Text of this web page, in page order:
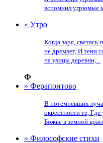
вспомнил угрюмые
» Утро
Когда заря, светясь
не дремлет, И тени
на улицы деревни,...
Ф
» Ферапонтово
В потемневших
окрестности те,
Божье в земной
» Философские стихи